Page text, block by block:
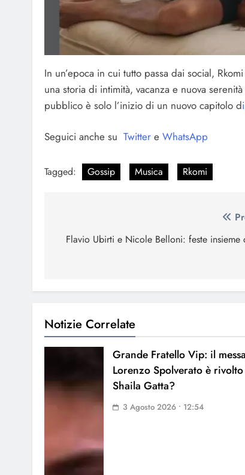
In un’epoca in cui tutto passa dai social,
una storia di intimità, vacanza e nuova
pubblico è solo l’inizio di un nuovo capitolo d
Seguici anche su Twitter e WhatsApp
Tagged: Gossip Musica Rkomi
articoli
Flavio Ubirti e Nicole Belloni: feste insieme
Notizie Correlate
Grande Fratello Vip: il
Lorenzo Spolverato è
Shaila Gatta?
3 Agosto 2026 • 12:54